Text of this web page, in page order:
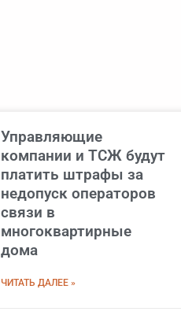
Управляющие
компании и ТСЖ будут
платить штрафы за
недопуск операторов
связи в
многоквартирные
дома
ЧИТАТЬ ДАЛЕЕ »